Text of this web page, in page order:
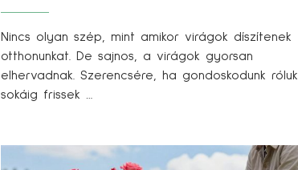
Nincs olyan szép, mint amikor virágok díszítenek
otthonunkat. De sajnos, a virágok gyorsan
elhervadnak. Szerencsére, ha gondoskodunk róluk,
sokáig frissek …